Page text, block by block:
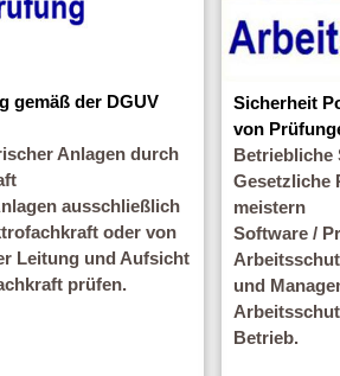
gemäß der DGUV
Anlagen durch
ausschließlich
oder von
Leitung und Aufsicht
prüfen.
Sicherheit
von
Betriebliche
Gesetzliche
meistern
Software /
und
Betrieb.